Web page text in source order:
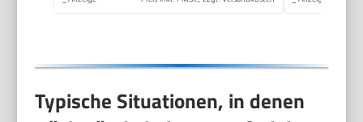
Typische Situationen, in denen